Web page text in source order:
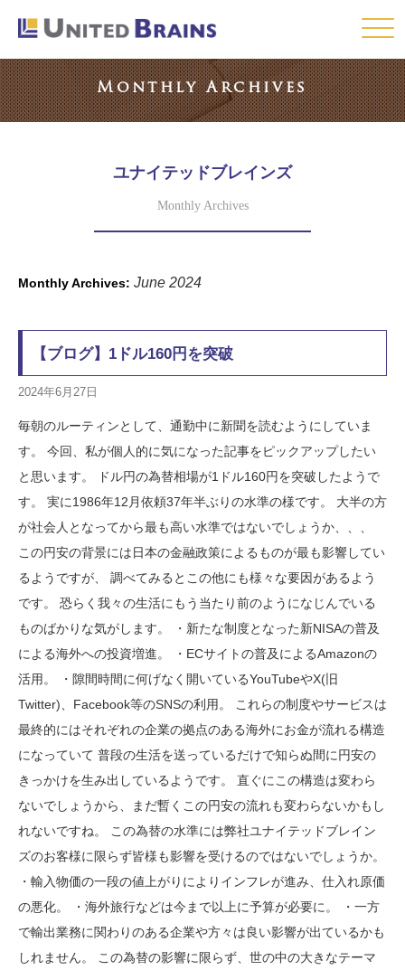
Click
Monthly Archives
ユナイテッドブレインズ
Monthly Archives
Monthly Archives: June 2024
【ブログ】1ドル160円を突破
2024年6月27日
毎朝のルーティンとして、通勤中に新聞を読むようにしていま
す。 今回、私が個人的に気になった記事をピックアップしたい
と思います。 ドル円の為替相場が1ドル160円を突破したようで
す。 実に1986年12月依頼37年半ぶりの水準の様です。 大半の方
が社会人となってから最も高い水準ではないでしょうか、、、
この円安の背景には日本の金融政策によるものが最も影響してい
るようですが、 調べてみるとこの他にも様々な要因があるよう
です。 恐らく我々の生活にもう当たり前のようになじんでいる
ものばかりな気がします。 ・新たな制度となった新NISAの普及
による海外への投資増進。 ・ECサイトの普及によるAmazonの
活用。 ・隙間時間に何げなく開いているYouTubeやX(旧
Twitter)、Facebook等のSNSの利用。 これらの制度やサービスは
最終的にはそれぞれの企業の拠点のある海外にお金が流れる構造
になっていて 普段の生活を送っているだけで知らぬ間に円安の
きっかけを生み出しているようです。 直ぐにこの構造は変わら
ないでしょうから、まだ暫くこの円安の流れも変わらないかもし
れないですね。 この為替の水準には弊社ユナイテッドブレイン
ズのお客様に限らず皆様も影響を受けるのではないでしょうか。
・輸入物価の一段の値上がりによりインフレが進み、仕入れ原価
の悪化。 ・海外旅行などは今まで以上に予算が必要に。 ・一方
で輸出業務に関わりのある企業や方々は良い影響が出ているかも
しれません。 この為替の影響に限らず、世の中の大きなテーマ